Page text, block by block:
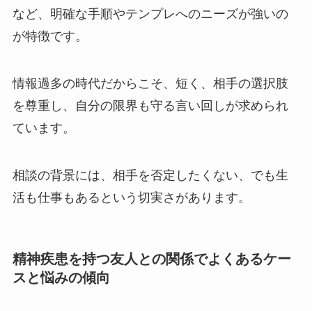
など、明確な手順やテンプレへのニーズが強いの
が特徴です。
情報過多の時代だからこそ、短く、相手の選択肢
を尊重し、自分の限界も守る言い回しが求められ
ています。
相談の背景には、相手を否定したくない、でも生
活も仕事もあるという切実さがあります。
精神疾患を持つ友人との関係でよくあるケー
スと悩みの傾向